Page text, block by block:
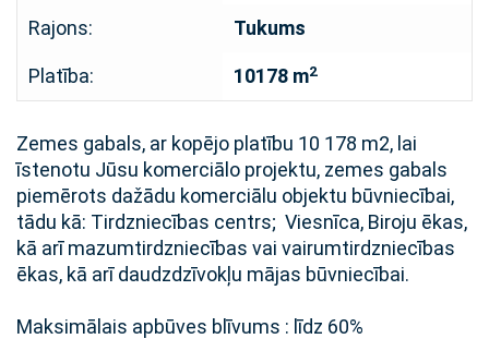
Rajons: Tukums
Platība: 10178 m2
Zemes gabals, ar kopējo platību 10 178 m2, lai
īstenotu Jūsu komerciālo projektu, zemes gabals
piemērots dažādu komerciālu objektu būvniecībai,
tādu kā: Tirdzniecības centrs; Viesnīca, Biroju ēkas,
kā arī mazumtirdzniecības vai vairumtirdzniecības
ēkas, kā arī daudzdzīvokļu mājas būvniecībai.
Maksimālais apbūves blīvums : līdz 60%